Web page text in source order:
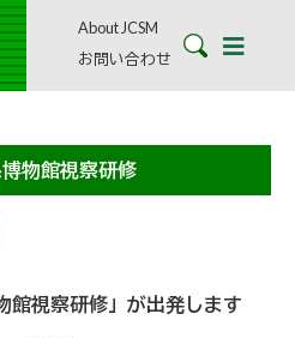
About JCSM
お問い合わせ
物館視察研修
館視察研修」が出発します